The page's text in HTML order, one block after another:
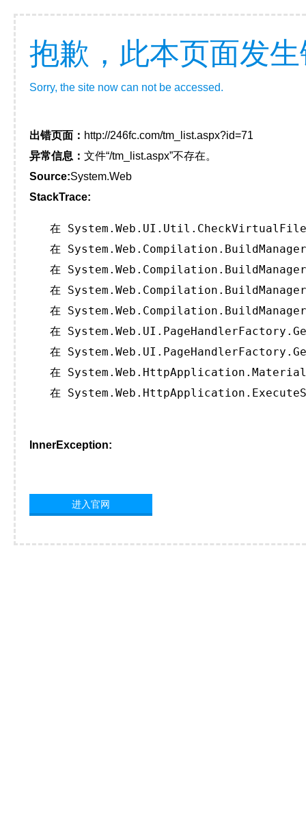
抱歉，此本页面发
Sorry, the site now can not be accessed.
出错页面： http://246fc.com/tm_list.aspx?id=71
异常信息： 文件“/tm_list.aspx”不存在。
Source:System.Web
StackTrace:
在
在
在
在
在
在
在
在
在
InnerException:
进入官网